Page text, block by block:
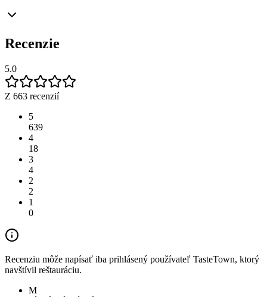
Recenzie
5.0
Z 663 recenzií
5
639
4
18
3
4
2
2
1
0
Recenziu môže napísať iba prihlásený používateľ TasteTown, ktorý
navštívil reštauráciu.
M